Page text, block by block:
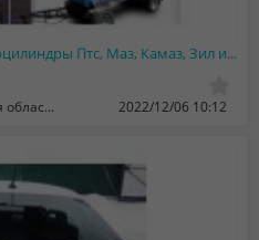
Новые и после ремонта гидроцилиндры Птс, Маз, Камаз, Зил и Газ. В наличии - Гара...
Кривой Рог в Днепропетровская область 2022/12/06 10:12